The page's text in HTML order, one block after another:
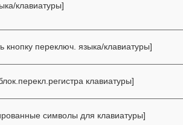
клавиатуры]
кнопку переключ. языка/клавиатуры]
клавиатуры]
символы для клавиатуры]